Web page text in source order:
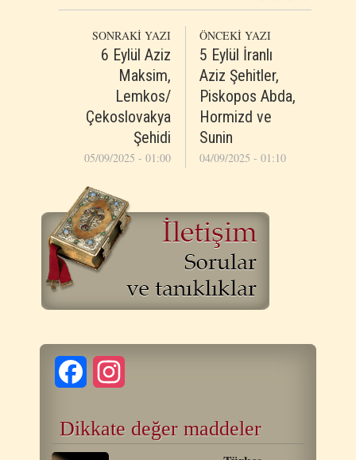
SONRAKİ YAZI
6 Eylül Aziz
Maksim,
Lemkos/
Çekoslovakya
Şehidi
05/09/2025 - 01:00
ÖNCEKİ YAZI
5 Eylül İranlı
Aziz Şehitler,
Piskopos Abda,
Hormizd ve
Sunin
04/09/2025 - 01:10
Facebook
Dikkate değer maddeler